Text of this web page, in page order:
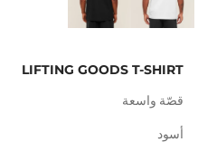
LIFTING GOODS T-SHIRT
قصّة واسعة
أسود